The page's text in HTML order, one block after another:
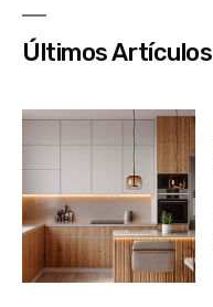
Últimos Artículos